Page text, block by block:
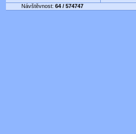
Návštěvnost: 64 / 574747